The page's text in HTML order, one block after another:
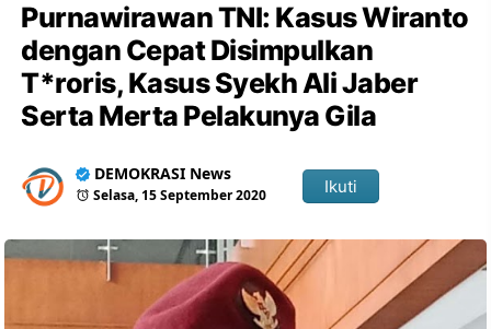
Purnawirawan TNI: Kasus Wiranto
dengan Cepat Disimpulkan
T*roris, Kasus Syekh Ali Jaber
Serta Merta Pelakunya Gila
DEMOKRASI News
Selasa, 15 September 2020 Ikuti